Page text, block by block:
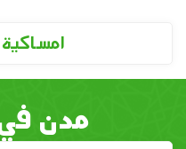
امساكية
مدن